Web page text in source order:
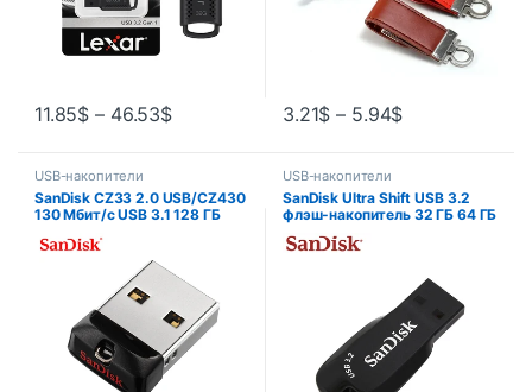
11.85$ – 46.53$ 3.21$ – 5.94$
USB-накопители
SanDisk CZ33 2.0 USB/CZ430
130 Мбит/с USB 3.1 128 ГБ
мини-накопители 64 ГБ 32 ГБ
16 ГБ Флэш-накопитель U
USB-накопители
SanDisk Ultra Shift USB 3.2
флэш-накопитель 32 ГБ 64 ГБ
флэш-накопитель для